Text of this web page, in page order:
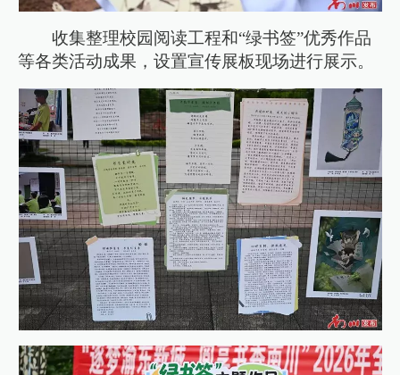
收集整理校园阅读工程和“绿书签”优秀作品
等各类活动成果，设置宣传展板现场进行展示。